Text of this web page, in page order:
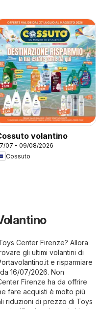
volantino
07 - 09/08/2026
Cossuto
Center Firenze? Allora
gli ultimi volantini di
e risparmiare
16/07/2026. Non
Firenze ha da offrire
fare acquisti è molto più
riduzioni di prezzo di Toys